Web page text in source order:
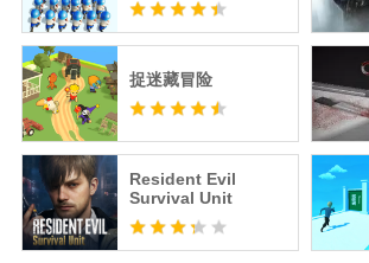
捉迷藏冒险
Resident Evil
Survival Unit